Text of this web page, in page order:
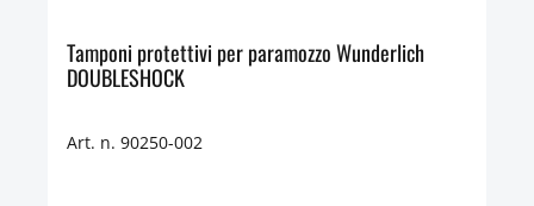
Tamponi protettivi per paramozzo Wunderlich
DOUBLESHOCK
Art. n. 90250-002